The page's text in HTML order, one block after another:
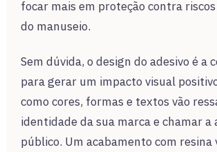
focar mais em proteção contra
do manuseio.
Sem dúvida, o design do adesivo é a
para gerar um impacto visual
como cores, formas e textos vão
identidade da sua marca e chamar a
público. Um acabamento com resina